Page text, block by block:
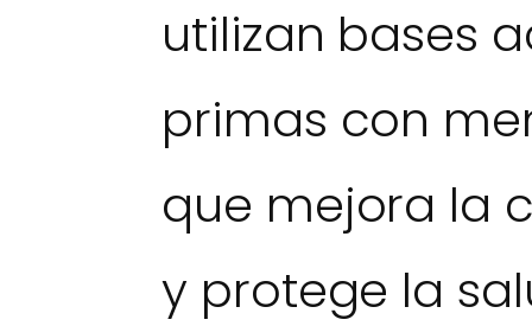
utilizan bases
primas con
que mejora la
y protege la